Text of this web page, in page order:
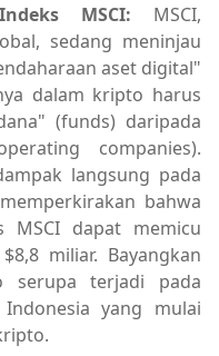
MSCI: MSCI,
sedang meninjau
aset digital"
dalam kripto harus
(funds) daripada
companies).
langsung pada
bahwa
MSCI dapat memicu
miliar. Bayangkan
serupa terjadi pada
yang mulai